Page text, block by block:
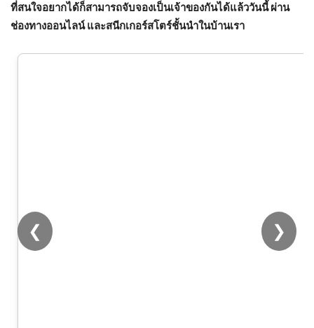
ที่สนใจอยากได้ก็สามารถจับจองเป็นเจ้าของกันได้แล้ววันนี้ ผ่าน
ช่องทางออนไลน์ และสนีกเกอร์สโตร์ชั้นนำในบ้านเรา
❮ ❯